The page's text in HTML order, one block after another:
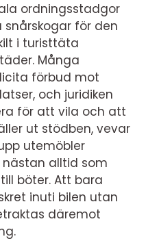
ordningsstadgor
för den
i turisttäta
Många
förbud mot
och juridiken
för att vila och att
ut stödben, vevar
utemöbler
alltid som
böter. Att bara
inuti bilen utan
däremot